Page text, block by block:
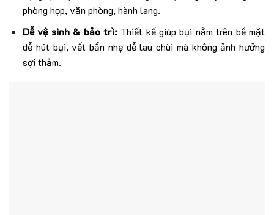
phòng họp, văn phòng, hành lang.
Dễ vệ sinh & bảo trì: Thiết kế giúp bụi nằm trên bề mặt
dễ hút bụi, vết bẩn nhẹ dễ lau chùi mà không ảnh hưởng
sợi thảm.